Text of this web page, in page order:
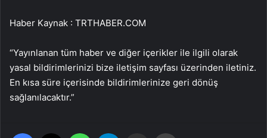
Haber Kaynak : TRTHABER.COM
“Yayınlanan tüm haber ve diğer içerikler ile ilgili olarak
yasal bildirimlerinizi bize iletişim sayfası üzerinden iletiniz.
En kısa süre içerisinde bildirimlerinize geri dönüş
sağlanılacaktır.”
Facebook WhatsApp Email'den paylaş